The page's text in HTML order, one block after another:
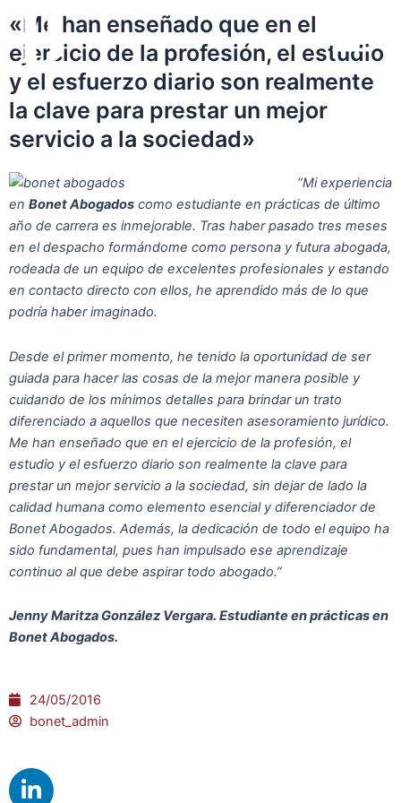
contenido
Menu
«Me han enseñado que en el
ejercicio de la profesión, el estudio
y el esfuerzo diario son realmente
la clave para prestar un mejor
servicio a la sociedad»
“Mi experiencia
en Bonet Abogados como estudiante en prácticas de último
año de carrera es inmejorable. Tras haber pasado tres meses
en el despacho formándome como persona y futura abogada,
rodeada de un equipo de excelentes profesionales y estando
en contacto directo con ellos, he aprendido más de lo que
podría haber imaginado.
Desde el primer momento, he tenido la oportunidad de ser
guiada para hacer las cosas de la mejor manera posible y
cuidando de los mínimos detalles para brindar un trato
diferenciado a aquellos que necesiten asesoramiento jurídico.
Me han enseñado que en el ejercicio de la profesión, el
estudio y el esfuerzo diario son realmente la clave para
prestar un mejor servicio a la sociedad, sin dejar de lado la
calidad humana como elemento esencial y diferenciador de
Bonet Abogados. Además, la dedicación de todo el equipo ha
sido fundamental, pues han impulsado ese aprendizaje
continuo al que debe aspirar todo abogado.”
Jenny Maritza González Vergara. Estudiante en prácticas en
Bonet Abogados.
24/05/2016
bonet_admin
L